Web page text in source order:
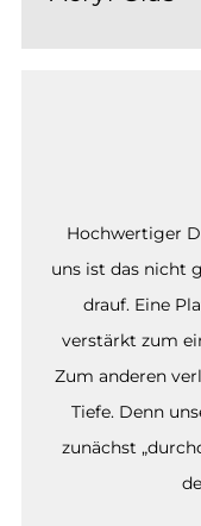
Hochwertiger
uns ist das nicht
drauf. Eine
verstärkt zum
Zum anderen
Tiefe. Denn
zunächst